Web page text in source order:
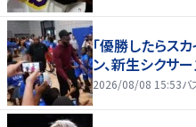
「優勝したらス
ン、新生シクサ
2026/08/08 15:53バ